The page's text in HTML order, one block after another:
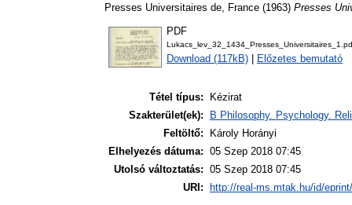
Presses Universitaires de, France (1963) Presses
PDF
Download (117kB) Előzetes bemutató
Tétel típus:
Kézirat
Szakterület(ek):
B Philosophy. Psychology.
Feltöltő:
Károly Horányi
Elhelyezés dátuma: 05 Szep 2018 07:45
Utolsó változtatás: 05 Szep 2018 07:45
URI:
http://real-ms.mtak.hu/id/